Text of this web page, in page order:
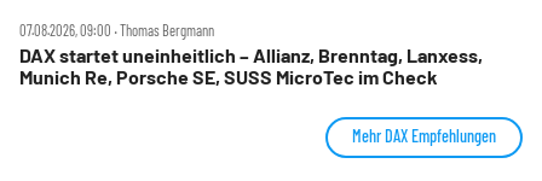
07.08.2026, 09:00 ‧ Thomas Bergmann
DAX startet uneinheitlich – Allianz, Brenntag, Lanxess,
Munich Re, Porsche SE, SUSS MicroTec im Check
Mehr DAX Empfehlungen